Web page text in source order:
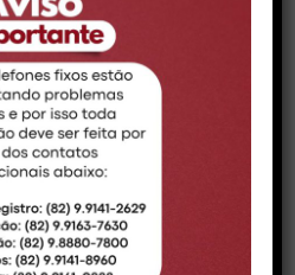
MACEIÓ
(82) 99161-0888
08h às 14h
Francisco Silva, 290,
– CEP 57052-190 –
AL